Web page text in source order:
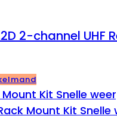
2-channel
Snelle
Snelle